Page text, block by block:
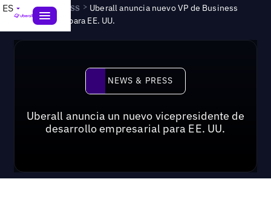
ES News & Press > Uberall anuncia nuevo VP de Business
Development para EE. UU.
News & Press
NEWS & PRESS
Uberall anuncia un nuevo vicepresidente de
desarrollo empresarial para EE. UU.